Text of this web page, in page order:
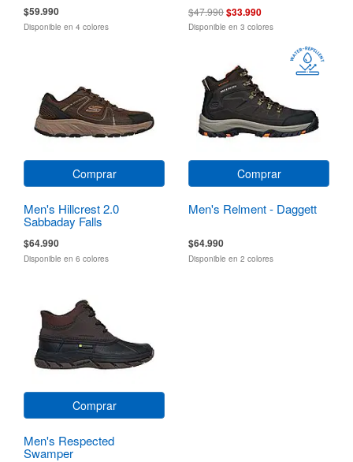
$59.990
Disponible en 4 colores
$47.990$33.990
Disponible en 3 colores
Comprar
Men's Hillcrest 2.0
Sabbaday Falls
$64.990
Disponible en 6 colores
Comprar
Men's Relment - Daggett
$64.990
Disponible en 2 colores
Comprar
Men's Respected
Swamper